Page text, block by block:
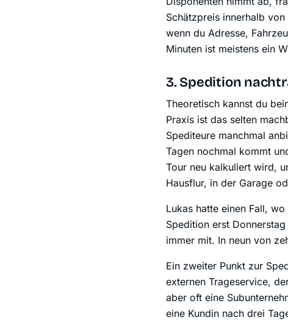
Schätzpreis innerhalb
wenn du Adresse,
Minuten ist meistens ein
3. Spedition
Theoretisch kannst du
Praxis ist das selten
Spediteure manchmal
Tagen nochmal kommt
Tour neu kalkuliert wird,
Hausflur, in der Garage
Lukas hatte einen Fall,
Spedition erst
immer mit. In neun von
Ein zweiter Punkt zur
externen Trageservice,
aber oft eine
eine Kundin nach drei